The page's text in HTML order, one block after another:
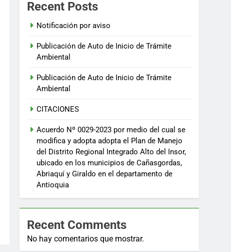
Recent Posts
Notificación por aviso
Publicación de Auto de Inicio de Trámite
Ambiental
Publicación de Auto de Inicio de Trámite
Ambiental
CITACIONES
Acuerdo Nº 0029-2023 por medio del cual se
modifica y adopta adopta el Plan de Manejo
del Distrito Regional Integrado Alto del Insor,
ubicado en los municipios de Cañasgordas,
Abriaquí y Giraldo en el departamento de
Antioquia
Recent Comments
No hay comentarios que mostrar.